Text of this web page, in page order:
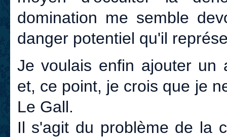
domination me semble
danger potentiel qu'il
Je voulais enfin ajouter un
et, ce point, je crois que je
Le Gall.
Il s'agit du problème de la